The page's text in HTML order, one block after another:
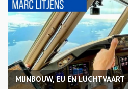
MIJNBOUW, EU EN LUCHTVAART